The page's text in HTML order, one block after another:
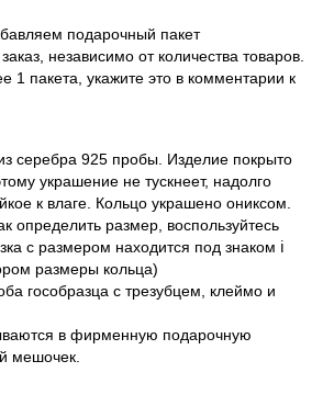
подарочный пакет
независимо от количества товаров.
1 пакета, укажите это в комментарии к
серебра 925 пробы. Изделие покрыто
украшение не тускнеет, надолго
к влаге. Кольцо украшено ониксом.
определить размер, воспользуйтесь
с размером находится под знаком ℹ
размеры кольца)
гособразца с трезубцем, клеймо и
в фирменную подарочную
мешочек.